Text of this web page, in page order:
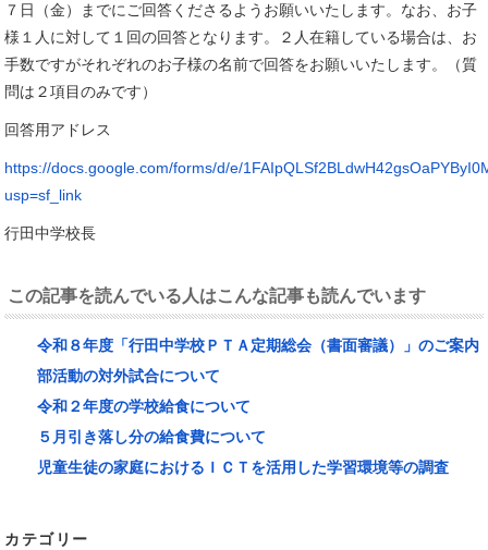
７日（金）までにご回答くださるようお願いいたします。なお、お子
様１人に対して１回の回答となります。２人在籍している場合は、お
手数ですがそれぞれのお子様の名前で回答をお願いいたします。（質
問は２項目のみです）
回答用アドレス
https://docs.google.com/forms/d/e/
usp=sf_link
行田中学校長
この記事を読んでいる人はこんな記事も読んでいます
令和８年度「行田中学校ＰＴＡ定期総会（書面審議）」のご案内
部活動の対外試合について
令和２年度の学校給食について
５月引き落し分の給食費について
児童生徒の家庭におけるＩＣＴを活用した学習環境等の調査
カテゴリー